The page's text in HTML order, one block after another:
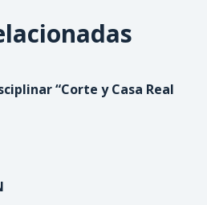
“Corte y Casa Real